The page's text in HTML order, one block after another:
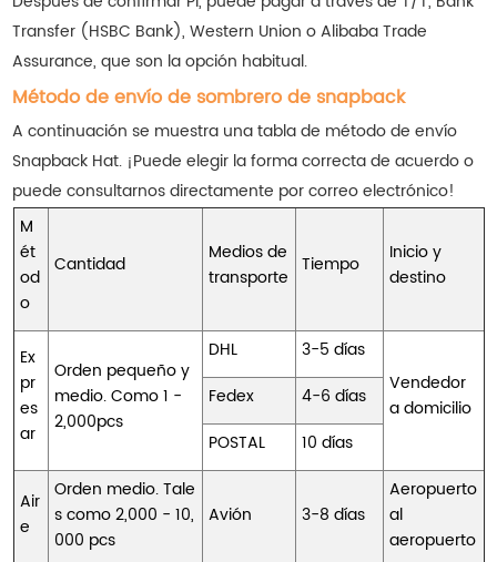
Transfer (HSBC Bank), Western Union o Alibaba Trade
Assurance, que son la opción habitual.
Método de envío de sombrero de snapback
A continuación se muestra una tabla de método de envío
Snapback Hat. ¡Puede elegir la forma correcta de acuerdo o
puede consultarnos directamente por correo electrónico!
M
ét
od
o
Cantidad
Medios de
transporte
Tiempo
Inicio y
destino
Ex
pr
es
ar
Orden pequeño y
medio. Como 1 -
2,000pcs
DHL
3-5 días
Vendedor
a domicilio
Fedex
4-6 días
POSTAL
10 días
Air
e
Orden medio. Tale
s como 2,000 - 10,
000 pcs
Avión 3-8 días
Aeropuerto
al
aeropuerto